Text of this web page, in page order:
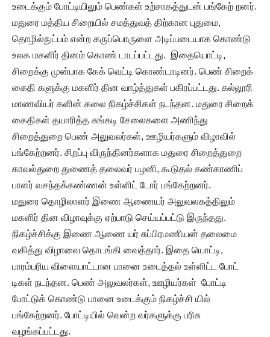
உடைக்கும் போட்டியிலும் பெண்கள் உற்சாகத்துடன் பங்கேற் றனர்.
மதுரை மத்திய சிறையில் சமத்துவத் திற்கான புதுமை,
தொழில்நுட்பம் என்ற கருப்பொருளை அடிப்படையாக கொண்டு
உலக மகளிர் தினம் கொண் டாடப்பட்டது. இதையொட்டி,
சிறைக்கு முன்பாக கேக் வெட்டி கொண்டாடினர். பெண் சிறைக்
கைதி களுக்கு மகளிர் தின வாழ்த்துகள் பகிரப்பட்டது. கல்லூரி
மாணவியர் களின் கலை நிகழ்ச்சிகள் நடந்தன. மதுரை சிறைக்
கைதிகள் தயாரித்த சுங்கடி சேலைகளை அணிந்து
சிறைத்துறை பெண் அலுவலர்கள், ஊழியர்களும் விழாவில்
பங்கேற்றனர். சிறப்பு விருந்தினர்களாக மதுரை சிறைத்துறை
காவல்துறை துணைத் தலைவர் பழனி, கூடுதல் கண்காணிப்
பாளர் வசந்தக்கண்ணன் உள்ளிட் டோர் பங்கேற்றனர்.
மதுரை தொழிலாளர் இணை ஆணையர் அலுவலகத்திலும்
மகளிர் தின விழாவுக்கு ஏற்பாடு செய்யப்பட்டு இருந்தது.
நிகழ்ச்சிக்கு இணை ஆணை யர் சுப்பிரமணியன் தலைமை
வகித்து விழாவை தொடங்கி வைத்தார். இதை யொட்டி,
பாரம்பரிய விளையாட்டான பானை உடைத்தல் உள்ளிட்ட போட்
டிகள் நடந்தன. பெண் அலுவலர்கள், ஊழியர்கள் போட்டி
போட்டுக் கொண்டு பானை உடைக்கும் நிகழ்ச்சி யில்
பங்கேற்றனர். போட்டியில் வென்ற வர்களுக்கு பரிசு
வழங்கப்பட்டது.